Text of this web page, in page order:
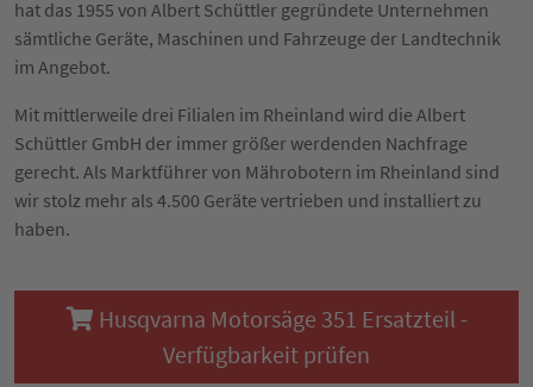
hat das 1955 von Albert Schüttler gegründete Unternehmen
sämtliche Geräte, Maschinen und Fahrzeuge der Landtechnik
im Angebot.
Mit mittlerweile drei Filialen im Rheinland wird die Albert
Schüttler GmbH der immer größer werdenden Nachfrage
gerecht. Als Marktführer von Mährobotern im Rheinland sind
wir stolz mehr als 4.500 Geräte vertrieben und installiert zu
haben.
Husqvarna Motorsäge 351 Ersatzteil -
Verfügbarkeit prüfen